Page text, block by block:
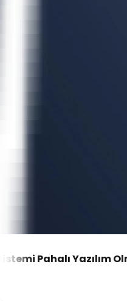
Pahalı Yazılım